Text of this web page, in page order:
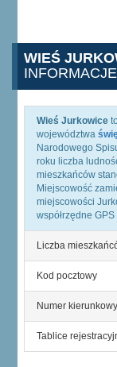
WIEŚ
INFORMACJE
Wieś Jurkowice
województwa
Narodowego
roku liczba
mieszkańców
Miejscowość
miejscowości
współrzędne
Liczba
Kod pocztowy
Numer kierunkowy
Tablice